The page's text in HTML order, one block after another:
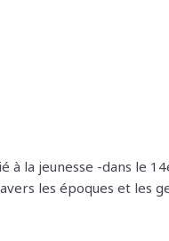
la jeunesse -dans le
les époques et les